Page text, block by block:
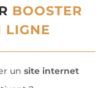
BOOSTER
LIGNE
unsite internet